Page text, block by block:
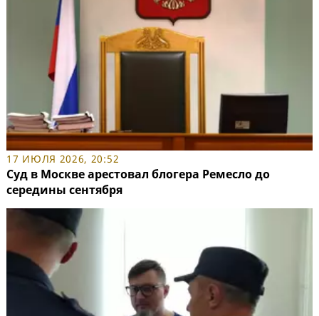
17 ИЮЛЯ 2026, 20:52
Суд в Москве арестовал блогера Ремесло до
середины сентября